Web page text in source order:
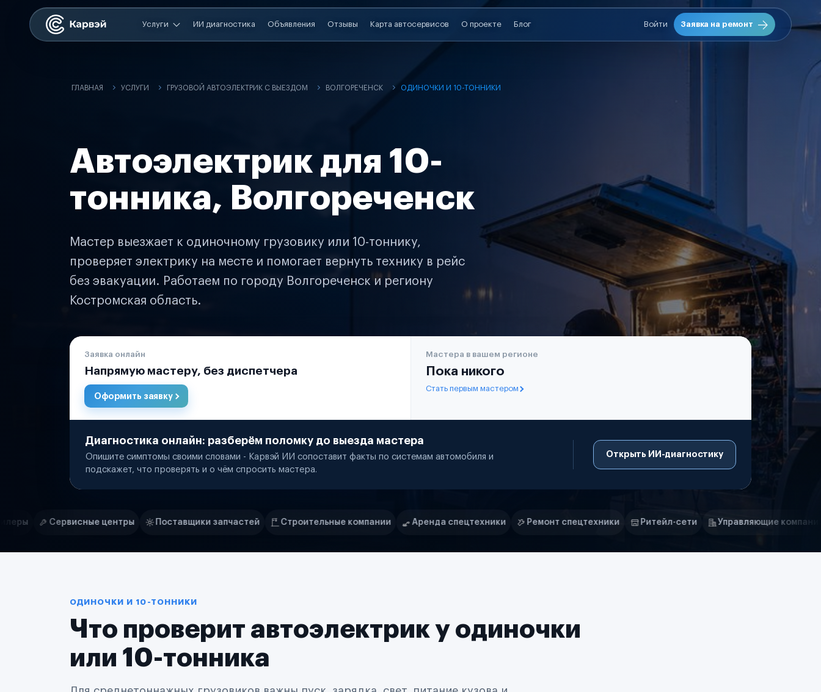
Услуги ИИ диагностика Объявления Отзывы Карта автосервисов О проекте Блог Войти Заявка на ремонт
ГЛАВНАЯ УСЛУГИ ГРУЗОВОЙ АВТОЭЛЕКТРИК С ВЫЕЗДОМ ВОЛГОРЕЧЕНСК ОДИНОЧКИ И 10-ТОННИКИ
Автоэлектрик для 10-
тонника, Волгореченск
Мастер выезжает к одиночному грузовику или 10-тоннику,
проверяет электрику на месте и помогает вернуть технику в рейс
без эвакуации. Работаем по городу Волгореченск и региону
Костромская область.
Заявка онлайн
Напрямую мастеру, без диспетчера
Оформить заявку
Мастера в вашем регионе
Пока никого
Стать первым мастером
Диагностика онлайн: разберём поломку до выезда мастера
Опишите симптомы своими словами - Карвэй ИИ сопоставит факты по системам автомобиля и
подскажет, что проверять и о чём спросить мастера.
Открыть ИИ-диагностику
Нам доверяют
центры Поставщики запчастей Строительные компании Аренда спецтехники Ремонт спецтехники Ритейл-сети Управляющие компании Страховые
Маркетплейсы
Логистические компании
Поставщики запчастей
Строительные компании
Ремонт спецтехники
Управляющие компании
ОДИНОЧКИ И 10-ТОННИКИ
Что проверит автоэлектрик у одиночки
или 10-тонника